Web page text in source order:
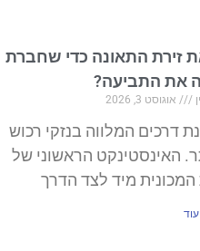
זירת התאונה כדי שחברת
את התביעה?
אוגוסט 3, 2026
דרכים המלווה בנזקי רכוש
האינסטינקט הראשוני של
המכונית מיד לצד הדרך